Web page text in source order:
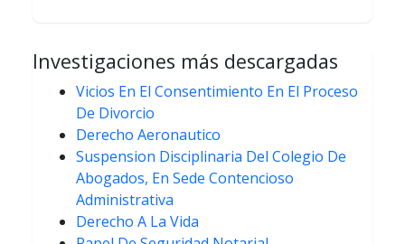
Investigaciones más descargadas
Vicios En El Consentimiento En El Proceso
De Divorcio
Derecho Aeronautico
Suspension Disciplinaria Del Colegio De
Abogados, En Sede Contencioso
Administrativa
Derecho A La Vida